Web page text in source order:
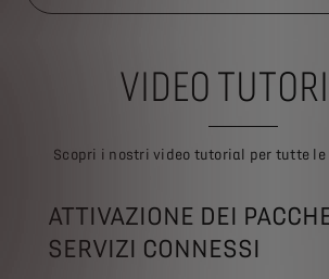
VIDEO
Scopri i nostri video tutorial per tutte le
ATTIVAZIONE DEI
SERVIZI CONNESSI